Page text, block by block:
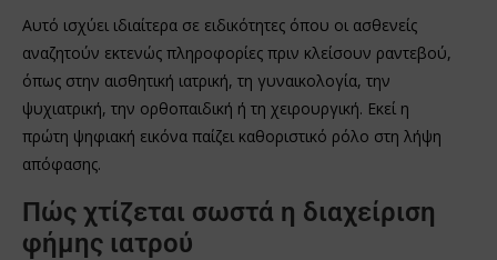
Αυτό ισχύει ιδιαίτερα σε ειδικότητες όπου οι ασθενείς
αναζητούν εκτενώς πληροφορίες πριν κλείσουν ραντεβού,
όπως στην αισθητική ιατρική, τη γυναικολογία, την
ψυχιατρική, την ορθοπαιδική ή τη χειρουργική. Εκεί η
πρώτη ψηφιακή εικόνα παίζει καθοριστικό ρόλο στη λήψη
απόφασης.
Πώς χτίζεται σωστά η διαχείριση
φήμης ιατρού